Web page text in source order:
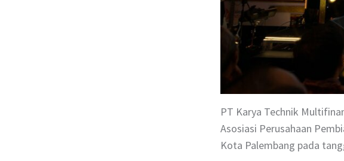
PT Karya Technik
Asosiasi Perusahaan
Kota Palembang pada